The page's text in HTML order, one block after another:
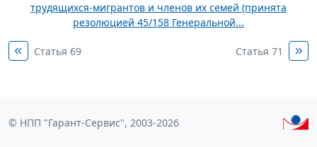
трудящихся-мигрантов и членов их семей (принята
резолюцией 45/158 Генеральной...
Статья 69 Статья 71
© НПП "Гарант-Сервис", 2003-2026